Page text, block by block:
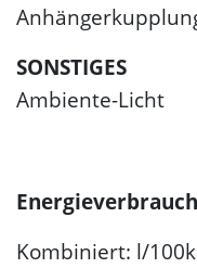
SONSTIGES
Ambiente-Licht
Kombiniert: l/